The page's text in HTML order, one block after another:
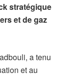
stratégique
et de gaz
a tenu
et au